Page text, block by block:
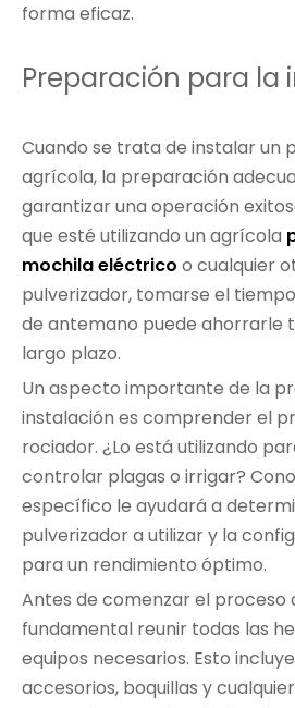
forma eficaz.
Preparación para la
Cuando se trata de instalar un
agrícola, la preparación
garantizar una operación
que esté utilizando un agrícola
mochila eléctrico o cualquier
pulverizador, tomarse el
de antemano puede ahorrarle
largo plazo.
Un aspecto importante de la
instalación es comprender el
rociador. ¿Lo está utilizando
controlar plagas o irrigar?
específico le ayudará a
pulverizador a utilizar y la
para un rendimiento óptimo.
Antes de comenzar el proceso
fundamental reunir todas las
equipos necesarios. Esto
accesorios, boquillas y